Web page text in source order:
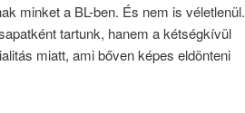
minket a BL-ben. És nem is véletlenül.
tartunk, hanem a kétségkívül
miatt, ami bőven képes eldönteni